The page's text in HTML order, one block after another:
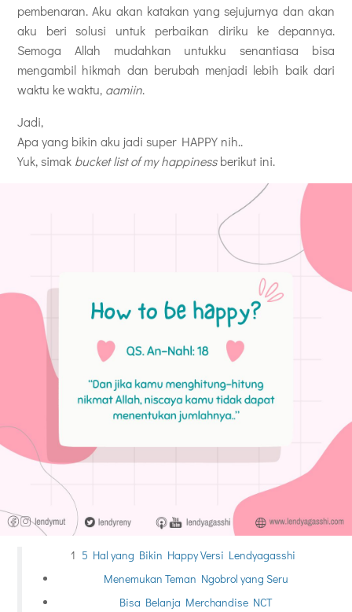
pembenaran. Aku akan katakan yang sejujurnya dan akan
aku beri solusi untuk perbaikan diriku ke depannya.
Semoga Allah mudahkan untukku senantiasa bisa
mengambil hikmah dan berubah menjadi lebih baik dari
waktu ke waktu, aamiin.
Jadi,
Apa yang bikin aku jadi super HAPPY nih..
Yuk, simak bucket list of my happinessberikut ini.
5 Hal yang Bikin Happy Versi Lendyagasshi
Menemukan Teman Ngobrol yang Seru
Bisa Belanja Merchandise NCT